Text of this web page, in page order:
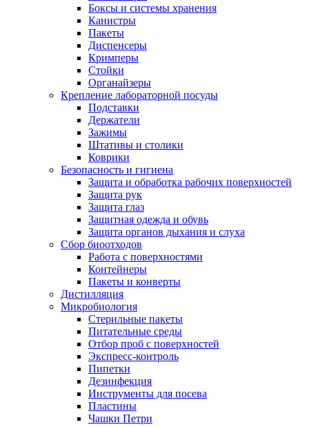
Боксы и системы хранения
Канистры
Пакеты
Диспенсеры
Кримперы
Стойки
Органайзеры
Крепление лабораторной посуды
Подставки
Держатели
Зажимы
Штативы и столики
Коврики
Безопасность и гигиена
Защита и обработка рабочих поверхностей
Защита рук
Защита глаз
Защитная одежда и обувь
Защита органов дыхания и слуха
Сбор биоотходов
Работа с поверхностями
Контейнеры
Пакеты и конверты
Дистилляция
Микробиология
Стерильные пакеты
Питательные среды
Отбор проб с поверхностей
Экспресс-контроль
Пипетки
Дезинфекция
Инструменты для посева
Пластины
Чашки Петри